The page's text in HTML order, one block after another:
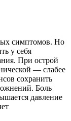
симптомов. Но
у себя
При острой
— слабее
сохранить
Боль
давление